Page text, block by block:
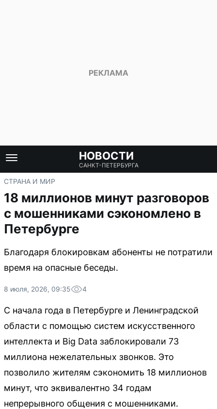
НОВОСТИ
САНКТ-ПЕТЕРБУРГА
СТРАНА И МИР
18 миллионов минут разговоров
с мошенниками сэкономлено в
Петербурге
Благодаря блокировкам абоненты не потратили
время на опасные беседы.
8 июля, 2026, 09:35 4
С начала года в Петербурге и Ленинградской
области с помощью систем искусственного
интеллекта и Big Data заблокировали 73
миллиона нежелательных звонков. Это
позволило жителям сэкономить 18 миллионов
минут, что эквивалентно 34 годам
непрерывного общения с мошенниками.